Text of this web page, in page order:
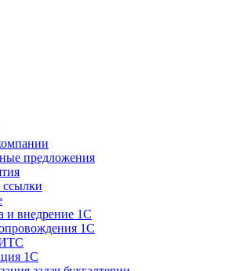
предложения
и внедрение 1С
1С
1С